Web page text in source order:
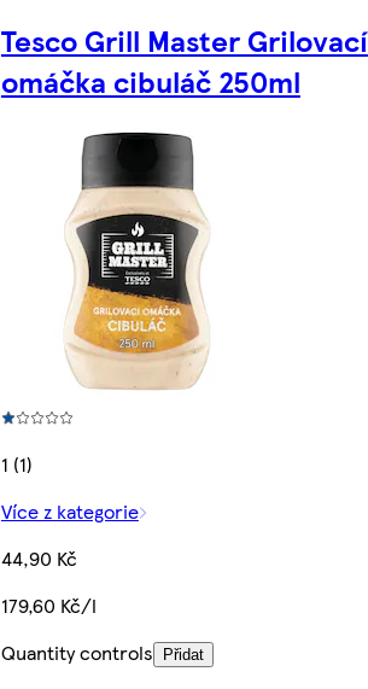
Tesco Grill Master Grilovací
omáčka cibuláč 250ml
1 (1)
Více z kategorie
44,90 Kč
179,60 Kč/l
Quantity controls
Přidat